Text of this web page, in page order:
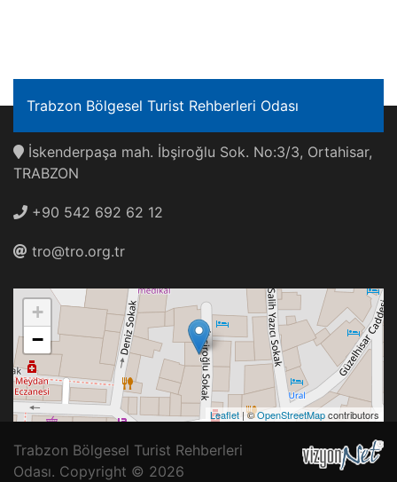
Trabzon Bölgesel Turist Rehberleri Odası
İskenderpaşa mah. İbşiroğlu Sok. No:3/3, Ortahisar,
TRABZON
+90 542 692 62 12
tro@tro.org.tr
+
−
Leaflet | ©OpenStreetMapcontributors
Trabzon Bölgesel Turist Rehberleri
Odası. Copyright © 2026